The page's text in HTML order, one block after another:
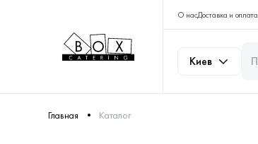
О насДоставка и оплата
Киев
Главная Каталог